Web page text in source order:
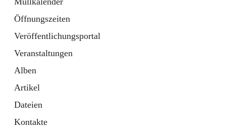
Öffnungszeiten
Veröffentlichungsportal
Veranstaltungen
Alben
Artikel
Dateien
Kontakte